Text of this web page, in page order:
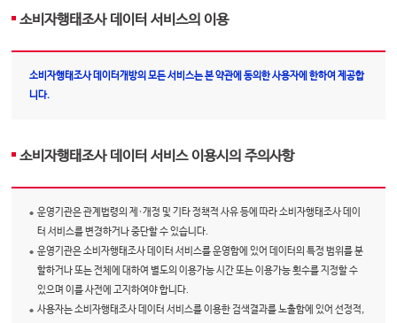
소비자행태조사 데이터 서비스의 이용
소비자행태조사 데이터개방의 모든 서비스는 본 약관에 동의한 사용자에 한하여 제공합
니다.
소비자행태조사 데이터 서비스 이용시의 주의사항
운영기관은 관계법령의 제·개정 및 기타 정책적 사유 등에 따라 소비자행태조사 데이
터 서비스를 변경하거나 중단할 수 있습니다.
운영기관은 소비자행태조사 데이터 서비스를 운영함에 있어 데이터의 특정 범위를 분
할하거나 또는 전체에 대하여 별도의 이용가능 시간 또는 이용가능 횟수를 지정할 수
있으며 이를 사전에 고지하여야 합니다.
사용자는 소비자행태조사 데이터 서비스를 이용한 검색결과를 노출함에 있어 선정적,